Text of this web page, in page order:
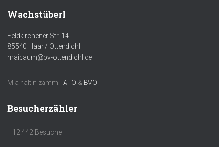
Wachstüberl
Feldkirchener Str. 14
85540 Haar / Ottendichl
maibaum@bv-ottendichl.de
Mia halt'n zamm -ATO & BVO
Besucherzähler
12.442 Besuche